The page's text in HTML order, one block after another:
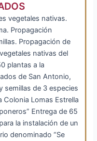
vegetales nativas.
Propagación
Propagación de
nativas del
plantas a la
de San Antonio,
semillas de 3 especies
Colonia Lomas Estrella
Entrega de 65
la instalación de un
denominado “Se